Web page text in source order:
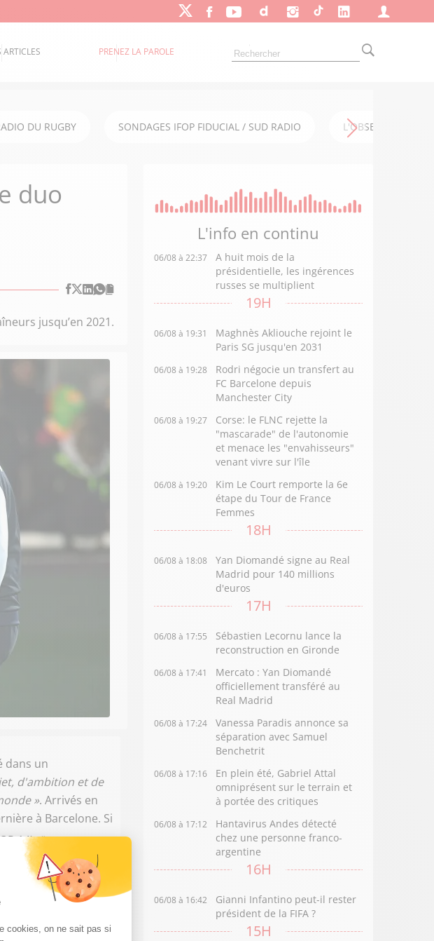
ARTICLES PRENEZ LA PAROLE
DU RUGBY SONDAGES IFOP FIDUCIAL / SUD RADIO L'OBSERVATOIRE
duo
jusqu’en 2021.
dans un
d'ambition et de
». Arrivés en
à Barcelone. Si
14),"cet
le président
L'info en continu
06/08 à 22:37
A huit mois de la
présidentielle, les ingérences
russes se multiplient
19H
06/08 à 19:31
Maghnès Akliouche rejoint le
Paris SG jusqu'en 2031
06/08 à 19:28
Rodri négocie un transfert au
FC Barcelone depuis
Manchester City
06/08 à 19:27
Corse: le FLNC rejette la
"mascarade" de l'autonomie
et menace les "envahisseurs"
venant vivre sur l'île
06/08 à 19:20
Kim Le Court remporte la 6e
étape du Tour de France
Femmes
18H
06/08 à 18:08
Yan Diomandé signe au Real
Madrid pour 140 millions
d'euros
17H
06/08 à 17:55
Sébastien Lecornu lance la
reconstruction en Gironde
06/08 à 17:41
Mercato : Yan Diomandé
officiellement transféré au
Real Madrid
06/08 à 17:24
Vanessa Paradis annonce sa
séparation avec Samuel
Benchetrit
06/08 à 17:16
En plein été, Gabriel Attal
omniprésent sur le terrain et
à portée des critiques
06/08 à 17:12
Hantavirus Andes détecté
chez une personne franco-
argentine
16H
06/08 à 16:42
Gianni Infantino peut-il rester
président de la FIFA ?
15H